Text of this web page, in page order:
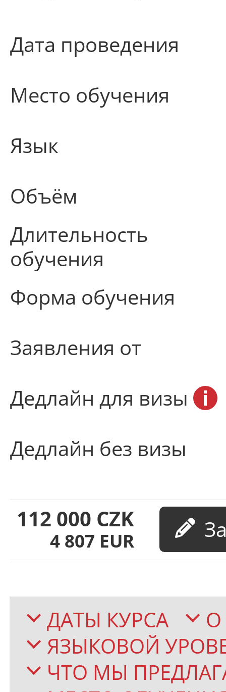
Дата проведения
Язык
Место обучения
Объём
Заявления от
Длительность
обучения
Дедлайн для визы
Форма обучения
Дедлайн без визы
112 000 CZK
4 807 EUR
ДАТЫ КУРСА
О
ЯЗЫКОВОЙ
ЧТО МЫ